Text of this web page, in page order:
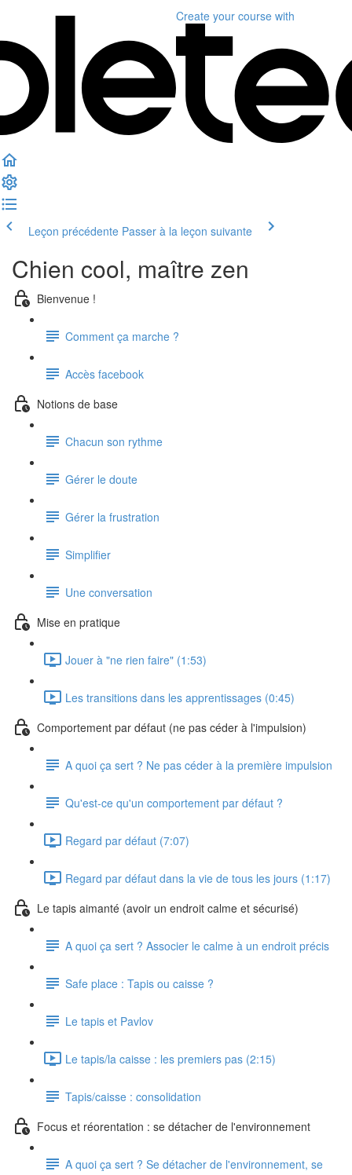
Create your course with
Leçon précédente Passer à la leçon suivante
Chien cool, maître zen
Bienvenue !
Comment ça marche ?
Accès facebook
Notions de base
Chacun son rythme
Gérer le doute
Gérer la frustration
Simplifier
Une conversation
Mise en pratique
Jouer à "ne rien faire" (1:53)
Les transitions dans les apprentissages (0:45)
Comportement par défaut (ne pas céder à l'impulsion)
A quoi ça sert ? Ne pas céder à la première impulsion
Qu'est-ce qu'un comportement par défaut ?
Regard par défaut (7:07)
Regard par défaut dans la vie de tous les jours (1:17)
Le tapis aimanté (avoir un endroit calme et sécurisé)
A quoi ça sert ? Associer le calme à un endroit précis
Safe place : Tapis ou caisse ?
Le tapis et Pavlov
Le tapis/la caisse : les premiers pas (2:15)
Tapis/caisse : consolidation
Focus et réorentation : se détacher de l'environnement
A quoi ça sert ? Se détacher de l'environnement, se